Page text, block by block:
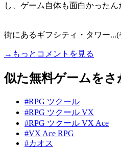
し、ゲーム自体も面白かった
街にあるギフシティ・タワー
→もっとコメントを見る
似た無料ゲームをさ
#RPG ツクール
#RPG ツクール VX
#RPG ツクール VX Ace
#VX Ace RPG
#カオス